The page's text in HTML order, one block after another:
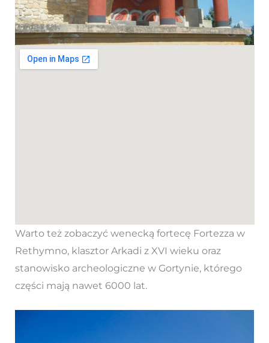
Warto też zobaczyć wenecką fortecę Fortezza w
Rethymno, klasztor Arkadi z XVI wieku oraz
stanowisko archeologiczne w Gortynie, którego
części mają nawet 6000 lat.